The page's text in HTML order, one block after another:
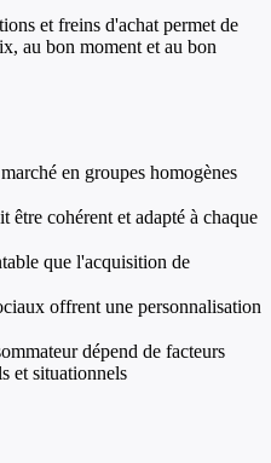
et freins d'achat permet de
au bon moment et au bon
en groupes homogènes
cohérent et adapté à chaque
que l'acquisition de
offrent une personnalisation
dépend de facteurs
et situationnels